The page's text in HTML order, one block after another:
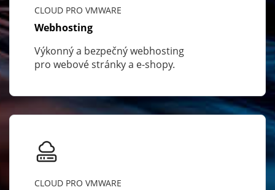
CLOUD PRO VMWARE
Webhosting
Výkonný a bezpečný webhosting
pro webové stránky a e-shopy.
CLOUD PRO VMWARE